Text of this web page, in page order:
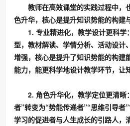
教师在高效课堂的实践过程中，
色升华，核心是提升知识势能的构建
1. 专业精进化，教学设计更科
型，教材解读、学情分析、活动设计
增强，核心是提升了知识势能的构建
能力，能更科学地设计教学环节，让
2. 角色升华化，教学定位更清晰
者”转变为“势能传递者”“思维引导者
学习的促进者与人生成长的引路人，